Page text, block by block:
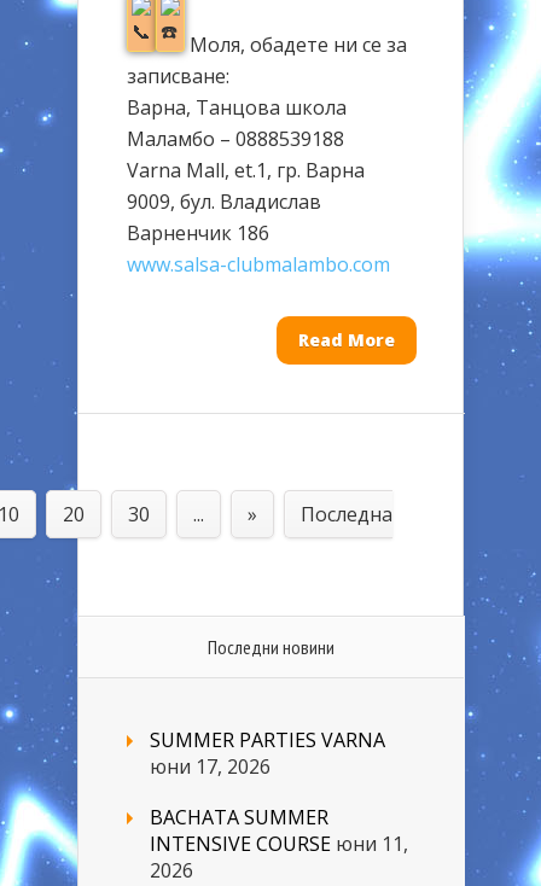
Моля, обадете ни се за
записване:
Варна, Танцова школа
Маламбо – 0888539188
Varna Mall, et.1, гр. Варна
9009, бул. Владислав
Варненчик 186
www.salsa-clubmalambo.com
Read More
20 30 ... » Последна
Последни новини
SUMMER PARTIES VARNA
юни 17, 2026
BACHATA SUMMER
INTENSIVE COURSE юни 11,
2026